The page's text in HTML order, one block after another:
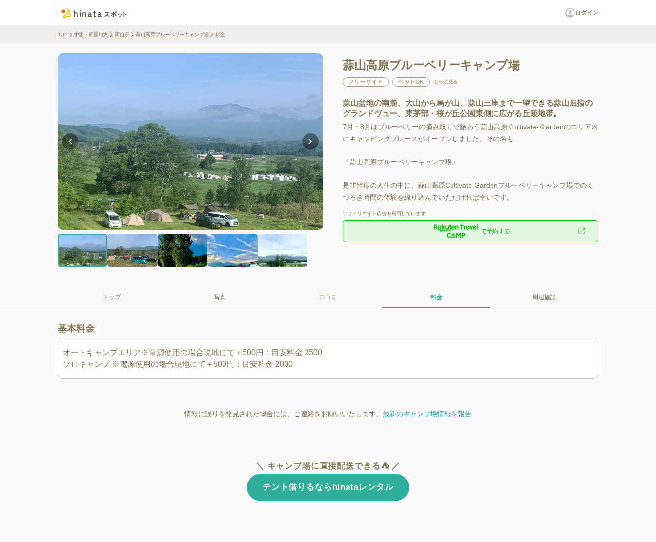
ログイン
TOP 中国・四国地方 岡山県 蒜山高原ブルーベリーキャンプ場 料金
蒜山高原ブルーベリーキャンプ場
フリーサイト ペットOK もっと見る
蒜山盆地の南麓、大山から烏が山、蒜山三座まで一望できる蒜山屈指の
グランドヴュー、東茅部・桜が丘公園東側に広がる丘陵地帯。
7月・8月はブルーベリーの摘み取りで賑わう蒜山高原Ｃultivate-Ｇardenのエリア内
にキャンピングプレースがオープンしました。その名も
『蒜山高原ブルーベリーキャンプ場』
是非皆様の人生の中に、蒜山高原Cultivate-Gardenブルーベリーキャンプ場でのく
つろぎ時間の体験を織り込んでいただければ幸いです。
アフィリエイト広告を利用しています
で予約する
トップ 写真 口コミ 料金 周辺施設
基本料金
オートキャンプエリア※電源使用の場合現地にて＋500円：目安料金 2500
情報に誤りを発見された場合には、ご連絡をお願いいたします。 最新のキャンプ場情報を報告
＼ キャンプ場に直接配送できる⛺ ／
テント借りるならhinataレンタル